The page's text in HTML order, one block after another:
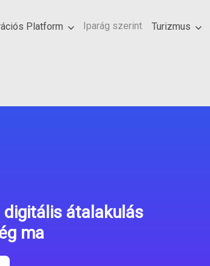
Platform Iparág szerint Turizmus
digitális átalakulás
ma